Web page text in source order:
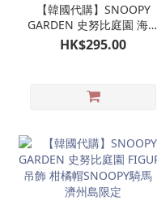
【韓國代購】SNOOPY
GARDEN 史努比庭園 海女
潛水 SNOOPY公仔 娃娃玩
偶｜濟州島限定
HK$295.00